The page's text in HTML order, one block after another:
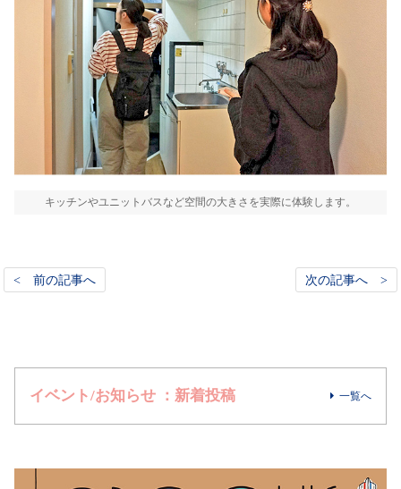
キッチンやユニットバスなど空間の大きさを実際に体験します。
< 前の記事へ 次の記事へ >
イベント/お知らせ ：新着投稿 一覧へ